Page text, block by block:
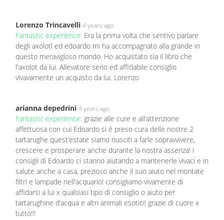
Lorenzo Trincavelli 4 years ago
Fantastic experience: Era la prima volta che sentivo parlare
degli axolotl ed edoardo mi ha accompagnato alla grande in
questo meravigloso mondo. Ho acquistato sia il libro che
l'axolot da lui. Allevatore serio ed affidabile consiglio
vivavamente un acquisto da lui. Lorenzo
arianna depedrini 4 years ago
Fantastic experience: grazie alle cure e all’attenzione
affettuosa con cui Edoardo si é preso cura delle nostre 2
tartarughe quest’estate siamo riusciti a farle sopravvivere,
crescere e prosperare anche durante la nostra assenza! i
consigli di Edoardo ci stanno aiutando a mantenerle vivaci e in
salute anche a casa, prezioso anche il suo aiuto nel montate
filtri e lampade nell’acquario! consigliamo vivamente di
affidarsi a lui x qualsiasi tipo di consiglio o aiuto per
tartarughine d’acqua e altri animali esotici! grazie di cuore x
tutto!!!